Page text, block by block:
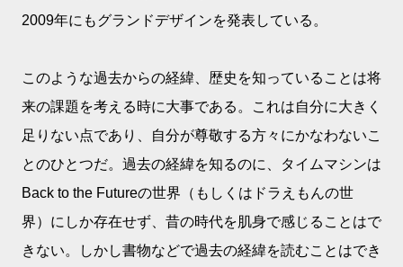
2009年にもグランドデザインを発表している。
このような過去からの経緯、歴史を知っていることは将
来の課題を考える時に大事である。これは自分に大きく
足りない点であり、自分が尊敬する方々にかなわないこ
とのひとつだ。過去の経緯を知るのに、タイムマシンは
Back to the Futureの世界（もしくはドラえもんの世
界）にしか存在せず、昔の時代を肌身で感じることはで
きない。しかし書物などで過去の経緯を読むことはでき